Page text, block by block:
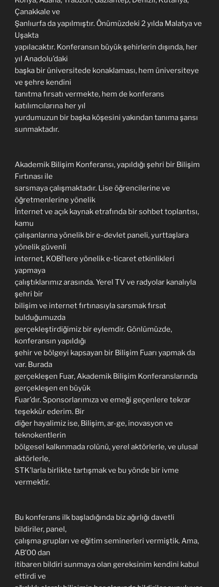
Çanakkale ve
Şanlıurfa da yapılmıştır. Önümüzdeki 2 yılda Malatya ve
Uşakta
yapılacaktır. Konferansın büyük şehirlerin dışında, her
yıl Anadolu’daki
başka bir üniversitede konaklaması, hem üniversiteye
ve şehre kendini
tanıtma fırsatı vermekte, hem de konferans
katılımcılarına her yıl
yurdumuzun bir başka köşesini yakından tanıma şansı
sunmaktadır.
Akademik Bilişim Konferansı, yapıldığı şehri bir Bilişim
Fırtınası ile
sarsmaya çalışmaktadır. Lise öğrencilerine ve
öğretmenlerine yönelik
İnternet ve açık kaynak etrafında bir sohbet toplantısı,
kamu
çalışanlarına yönelik bir e-devlet paneli, yurttaşlara
yönelik güvenli
internet, KOBİ’lere yönelik e-ticaret etkinlikleri
yapmaya
çalıştıklarımız arasında. Yerel TV ve radyolar kanalıyla
şehri bir
bilişim ve internet fırtınasıyla sarsmak fırsat
bulduğumuzda
gerçekleştirdiğimiz bir eylemdir. Gönlümüzde,
konferansın yapıldığı
şehir ve bölgeyi kapsayan bir Bilişim Fuarı yapmak da
var. Burada
gerçekleşen Fuar, Akademik Bilişim Konferanslarında
gerçekleşen en büyük
Fuar’dır. Sponsorlarımıza ve emeği geçenlere tekrar
teşekkür ederim. Bir
diğer hayalimiz ise, Bilişim, ar-ge, inovasyon ve
teknokentlerin
bölgesel kalkınmada rolünü, yerel aktörlerle, ve ulusal
aktörlerle,
STK’larla birlikte tartışmak ve bu yönde bir ivme
vermektir.
Bu konferans ilk başladığında biz ağırlığı davetli
bildiriler, panel,
çalışma grupları ve eğitim seminerleri vermiştik. Ama,
AB’00 dan
itibaren bildiri sunmaya olan gereksinim kendini kabul
ettirdi ve